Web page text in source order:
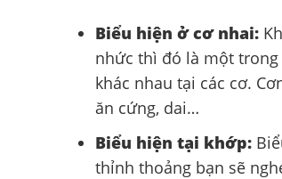
Biểu hiện ở cơ nhai:
nhức thì đó là một
khác nhau tại các cơ.
ăn cứng, dai…
Biểu hiện tại khớp:
thỉnh thoảng bạn sẽ